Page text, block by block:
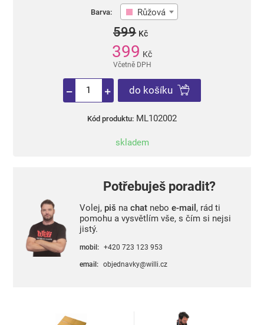
Barva: Růžová
599 Kč
399 Kč
Včetně DPH
do košíku
Kód produktu: ML102002
skladem
Potřebuješ poradit?
Volej, piš na chatnebo e-mail , rád ti
pomohu a vysvětlím vše, s čím si nejsi
jistý.
mobil: +420 723 123 953
email: objednavky@willi.cz